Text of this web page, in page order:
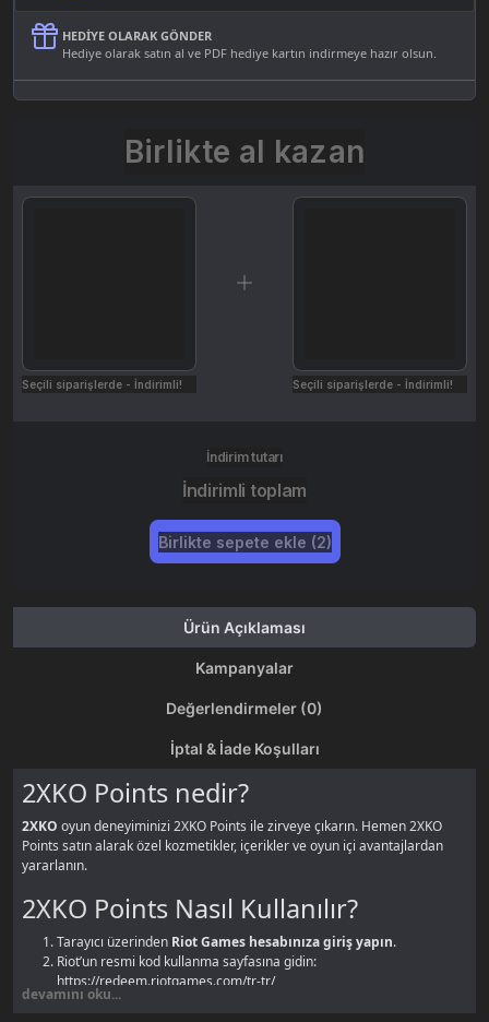
HEDIYE OLARAK GÖNDER
Hediye olarak satın al ve PDF hediye kartın indirmeye hazır olsun.
Birlikte al kazan
Seçili siparişlerde - İndirimli! Seçili siparişlerde - İndirimli!
İndirim tutarı
İndirimli toplam
Birlikte sepete ekle (2)
Ürün Açıklaması
Kampanyalar
Değerlendirmeler (0)
İptal & İade Koşulları
2XKO Points nedir?
2XKO oyun deneyiminizi 2XKO Points ile zirveye çıkarın. Hemen 2XKO
Points satın alarak özel kozmetikler, içerikler ve oyun içi avantajlardan
yararlanın.
2XKO Points Nasıl Kullanılır?
Tarayıcı üzerinden Riot Games hesabınıza giriş yapın.
Riot’un resmi kod kullanma sayfasına gidin:
https://redeem.riotgames.com/tr-tr/
Açılan ekranda
devamını oku...